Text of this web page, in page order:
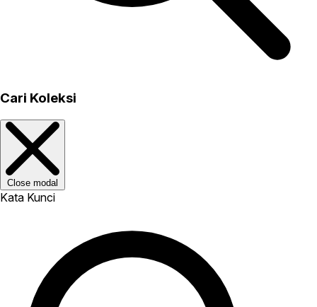
Cari Koleksi
Close modal
Kata Kunci